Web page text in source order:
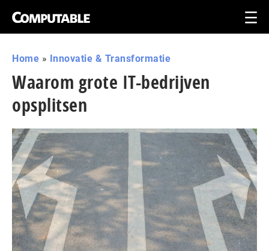
Home » Innovatie & Transformatie
Waarom grote IT-bedrijven
opsplitsen